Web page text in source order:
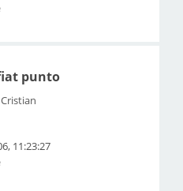
punto
Cristian
11:23:27